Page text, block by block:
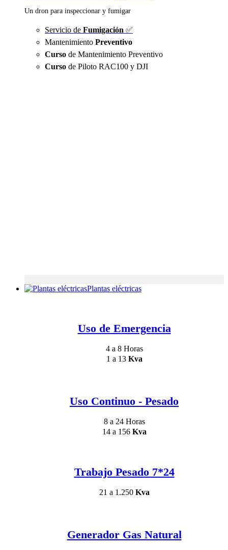
Un dron para inspeccionar y fumigar
Servicio de Fumigación ✅
Mantenimiento Preventivo
Curso de Mantenimiento Preventivo
Curso de Piloto RAC100 y DJI
Plantas eléctricas
Uso de Emergencia
4 a 8 Horas
1 a 13 Kva
Uso Continuo - Pesado
8 a 24 Horas
14 a 156 Kva
Trabajo Pesado 7*24
21 a 1.250 Kva
Generador Gas Natural